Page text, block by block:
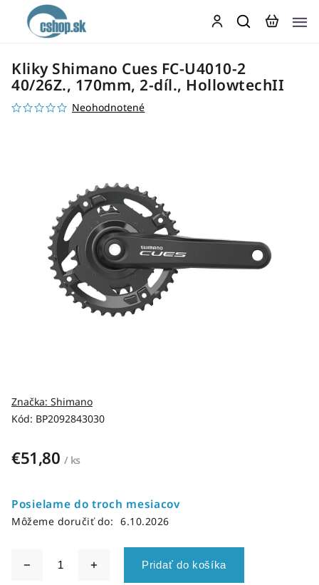
Kliky Shimano Cues FC-U4010-2
40/26Z., 170mm, 2-díl., HollowtechII
Neohodnotené
Kód: BP2092843030
Značka: Shimano
€51,80 / ks
Posielame do troch mesiacov
Môžeme doručiť do: 6.10.2026
Pridať do košíka